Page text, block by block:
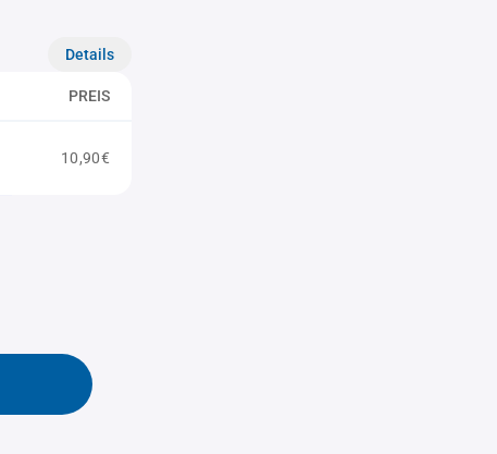
Details
PREIS
10,90€